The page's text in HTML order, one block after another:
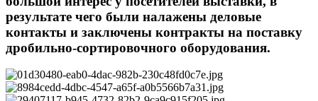
результате чего были налажены деловые
контакты и заключены контракты на поставку
дробильно-сортировочного оборудования.